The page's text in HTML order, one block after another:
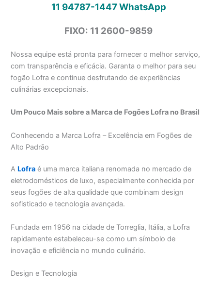
11 94787-1447WhatsApp
FIXO: 11 2600-9859
Nossa equipe está pronta para fornecer o melhor serviço,
com transparência e eficácia. Garanta o melhor para seu
fogão Lofra e continue desfrutando de experiências
culinárias excepcionais.
Um Pouco Mais sobre a Marca de Fogões Lofra no Brasil
Conhecendo a Marca Lofra – Excelência em Fogões de
Alto Padrão
A Lofra é uma marca italiana renomada no mercado de
eletrodomésticos de luxo, especialmente conhecida por
seus fogões de alta qualidade que combinam design
sofisticado e tecnologia avançada.
Fundada em 1956 na cidade de Torreglia, Itália, a Lofra
rapidamente estabeleceu-se como um símbolo de
inovação e eficiência no mundo culinário.
Design e Tecnologia